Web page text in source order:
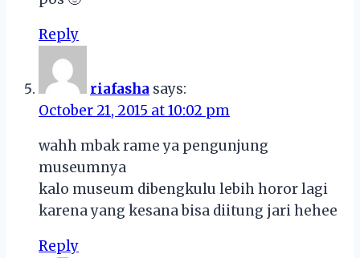
Reply
riafasha says:
October 21, 2015 at 10:02 pm
wahh mbak rame ya pengunjung
museumnya
kalo museum dibengkulu lebih horor lagi
karena yang kesana bisa diitung jari hehee
Reply